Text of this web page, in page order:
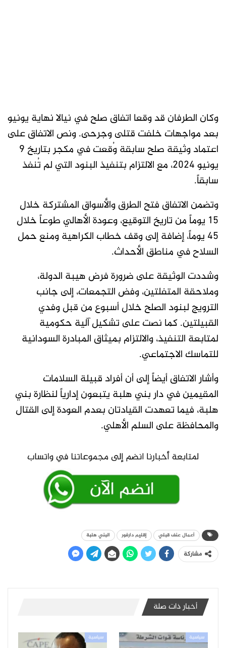
وكان الطرفان قد وقعا اتفاق صلح في نيالا نهاية يونيو
بعد مواجهات خلفت قتلى وجرحى. ونص الاتفاق على
اعتماد وثيقة صلح سابقة وُقعت في مكجر بتاريخ 9
يونيو 2024، مع الالتزام بتنفيذ البنود التي لم تُنفذ
سابقاً.
وتضمن الاتفاق فتح الطرق والأسواق المشتركة خلال
15 يوماً من تاريخ التوقيع، وعودة الأهالي طوعاً خلال
45 يوماً، إضافة إلى وقف خطاب الكراهية ومنع حمل
السلاح في مناطق الأحداث.
وشددت الوثيقة على ضرورة فرض هيبة الدولة،
وملاحقة المتفلتين، وفض التجمعات، إلى جانب
الترويج لبنود الصلح خلال أسبوع من قبل وفدي
القبيلتين. كما نصت على تشكيل آلية حكومية
لمتابعة التنفيذ، والالتزام بميثاق المبادرة السودانية
للتماسك الاجتماعي.
وأشار الاتفاق أيضاً إلى أن أفراد قبيلة السلامات
المقيمين في دار بني هلبة يتبعون إدارياً لنظارة بني
هلبة، فيما تعهدت القيادتان بعدم العودة إلى القتال
والمحافظة على السلم الأهلي.
أعمال عنف قبلي إقليم دارفور البني هلبة
مشاركة
أخبار ذات صلة
سياسية سياسية